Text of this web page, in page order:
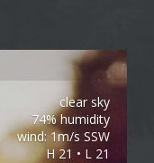
clear sky
74% humidity
wind: 1m/s SSW
H 21 • L 21